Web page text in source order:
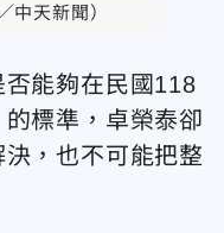
中天新聞）
能夠在民國118
標準，卓榮泰卻
，也不可能把整